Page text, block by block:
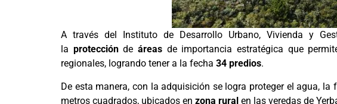
A través del Instituto de Desarrollo Urbano, Vivienda y
la proteccióndeáreas de importancia estratégica que
regionales, logrando tener a la fecha 34 predios.
De esta manera, con la adquisición se logra proteger el agua,
metros cuadrados, ubicados en zona rural en las veredas de